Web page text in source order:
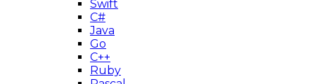
Swift
C#
Java
Go
C++
Ruby